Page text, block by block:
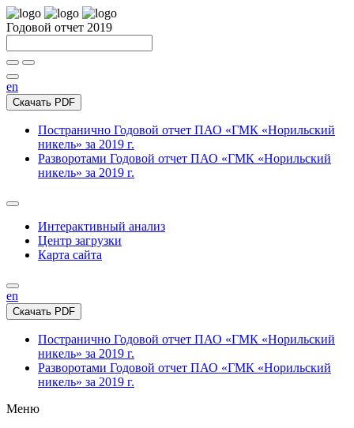
Годовой отчет 2019
en
Скачать PDF
Постранично Годовой отчет ПАО «ГМК «Норильский
никель» за 2019 г.
Разворотами Годовой отчет ПАО «ГМК «Норильский
никель» за 2019 г.
Интерактивный анализ
Центр загрузки
Карта сайта
en
Скачать PDF
Постранично Годовой отчет ПАО «ГМК «Норильский
никель» за 2019 г.
Разворотами Годовой отчет ПАО «ГМК «Норильский
никель» за 2019 г.
Меню